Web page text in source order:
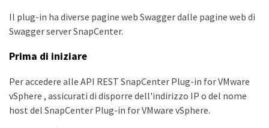
Il plug-in ha diverse pagine web Swagger dalle pagine web di
Swagger server SnapCenter.
Prima di iniziare
Per accedere alle API REST SnapCenter Plug-in for VMware
vSphere , assicurati di disporre dell'indirizzo IP o del nome
host del SnapCenter Plug-in for VMware vSphere.